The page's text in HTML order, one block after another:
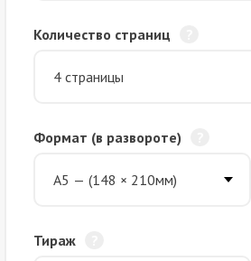
Количество страниц
Формат (в развороте)
Тираж